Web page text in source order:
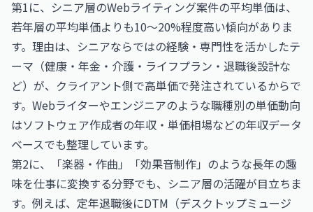
第1に、シニア層のWebライティング案件の平均単価は、
若年層の平均単価よりも10〜20%程度高い傾向がありま
す。理由は、シニアならではの経験・専門性を活かしたテ
ーマ（健康・年金・介護・ライフプラン・退職後設計な
ど）が、クライアント側で高単価で発注されているからで
す。Webライターやエンジニアのような職種別の単価動向
はソフトウェア作成者の年収・単価相場などの年収データ
ベースでも整理しています。
第2に、「楽器・作曲」「効果音制作」のような長年の趣
味を仕事に変換する分野でも、シニア層の活躍が目立ちま
す。例えば、定年退職後にDTM（デスクトップミュージ